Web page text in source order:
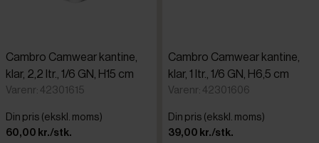
Cambro Camwear kantine,
klar, 2,2 ltr., 1/6 GN, H15 cm
Varenr: 42301615
Din pris (ekskl. moms)
60,00 kr./stk.
Cambro Camwear kantine,
klar, 1 ltr., 1/6 GN, H6,5 cm
Varenr: 42301606
Din pris (ekskl. moms)
39,00 kr./stk.